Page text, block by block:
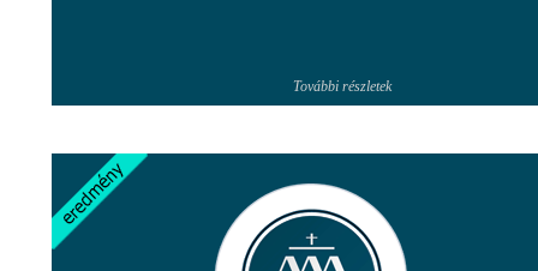
További részletek